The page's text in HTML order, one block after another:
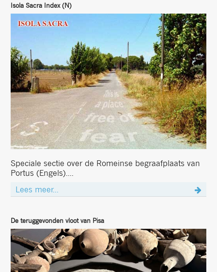
Isola Sacra Index (N)
Speciale sectie over de Romeinse begraafplaats van
Portus (Engels)....
Lees meer...
De teruggevonden vloot van Pisa